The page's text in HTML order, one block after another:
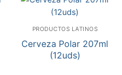
PRODUCTOS LATINOS
Cerveza Polar 207ml
(12uds)